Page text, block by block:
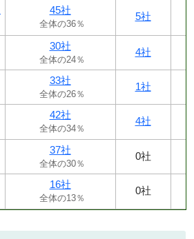
45社
全体の36％
5社
30社
全体の24％
4社
33社
全体の26％
1社
42社
全体の34％
4社
37社
全体の30％
0社
16社
全体の13％
0社